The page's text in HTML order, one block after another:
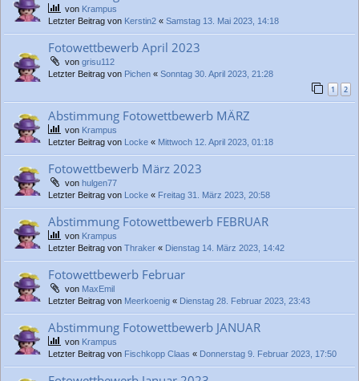
von Krampus
Letzter Beitrag von Kerstin2 « Samstag 13. Mai 2023, 14:18
Fotowettbewerb April 2023
von grisu112
Letzter Beitrag von Pichen « Sonntag 30. April 2023, 21:28
1 2
Abstimmung Fotowettbewerb MÄRZ
von Krampus
Letzter Beitrag von Locke « Mittwoch 12. April 2023, 01:18
Fotowettbewerb März 2023
von hulgen77
Letzter Beitrag von Locke « Freitag 31. März 2023, 20:58
Abstimmung Fotowettbewerb FEBRUAR
von Krampus
Letzter Beitrag von Thraker « Dienstag 14. März 2023, 14:42
Fotowettbewerb Februar
von MaxEmil
Letzter Beitrag von Meerkoenig « Dienstag 28. Februar 2023, 23:43
Abstimmung Fotowettbewerb JANUAR
von Krampus
Letzter Beitrag von Fischkopp Claas « Donnerstag 9. Februar 2023, 17:50